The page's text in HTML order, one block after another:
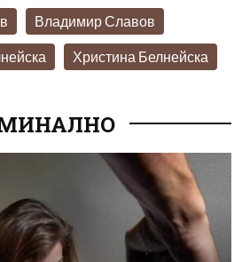
Владимир Славов
Христина Белнейска